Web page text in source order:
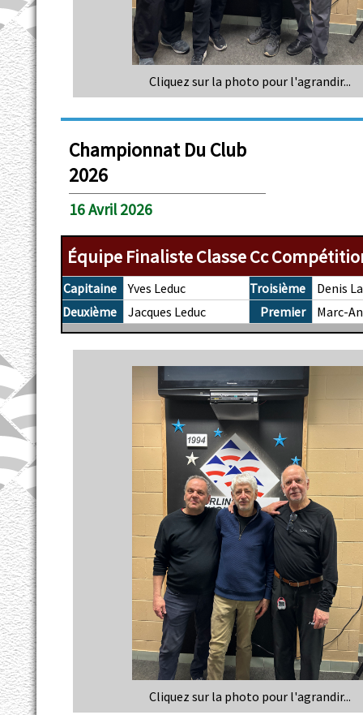
Cliquez sur la photo pour l'agrandir...
Championnat Du Club
2026
16 Avril 2026
Équipe Finaliste Classe Cc
Capitaine Yves Leduc Troisième
Denis
Deuxième
Jacques Leduc Premier Marc-
Cliquez sur la photo pour l'agrandir...